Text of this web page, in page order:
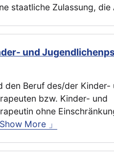
staatliche Zulassung,
und
den Beruf des/der Kinder-
bzw. Kinder- und
ohne
Show More 」